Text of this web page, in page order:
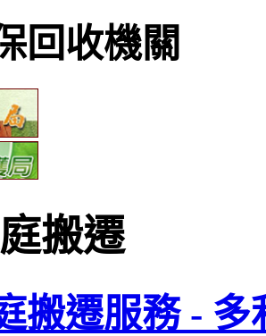
回收機關
搬遷
搬遷服務 - 多